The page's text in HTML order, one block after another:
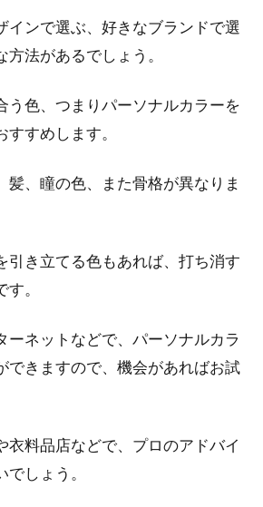
インで選ぶ、好きなブランドで選
法があるでしょう。
う色、つまりパーソナルカラーを
すめします。
髪、瞳の色、また骨格が異なりま
引き立てる色もあれば、打ち消す
。
ーネットなどで、パーソナルカラ
できますので、機会があればお試
衣料品店などで、プロのアドバイ
しょう。